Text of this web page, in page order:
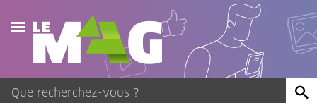
Actualités